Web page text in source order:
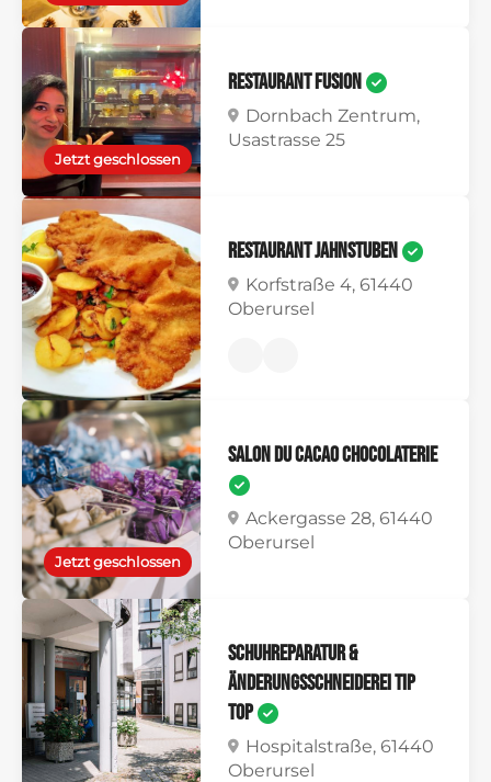
Jetzt geschlossen
Restaurant Fusion
Dornbach Zentrum,
Usastrasse 25
Restaurant Jahnstuben
Korfstraße 4, 61440
Oberursel
Jetzt geschlossen
SALON DU CACAO Chocolaterie
Ackergasse 28, 61440
Oberursel
Schuhreparatur &
Änderungsschneiderei Tip
Top
Hospitalstraße, 61440
Oberursel